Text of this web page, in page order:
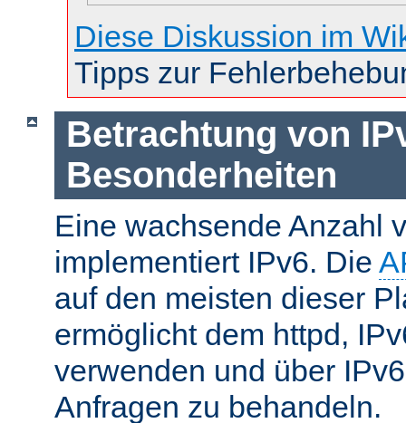
Diese Diskussion im
Tipps zur
Betrachtung von
Besonderheiten
Eine wachsende Anzahl
implementiert IPv6. Die
auf den meisten dieser
ermöglicht dem httpd,
verwenden und über
Anfragen zu behandeln.